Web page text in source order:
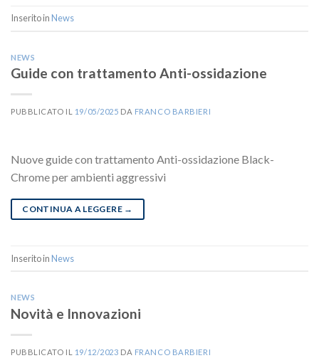
Inserito inNews
NEWS
Guide con trattamento Anti-ossidazione
PUBBLICATO IL 19/05/2025 DA FRANCO BARBIERI
Nuove guide con trattamento Anti-ossidazione Black-
Chrome per ambienti aggressivi
CONTINUA A LEGGERE →
Inserito inNews
NEWS
Novità e Innovazioni
PUBBLICATO IL 19/12/2023 DA FRANCO BARBIERI